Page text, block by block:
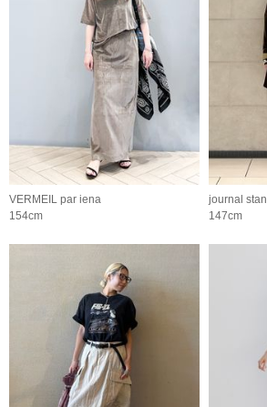
VERMEIL par iena
154cm
journal
147cm